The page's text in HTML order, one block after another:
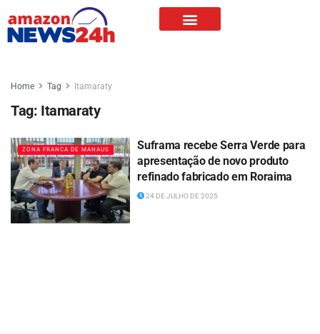
Home Tag Itamaraty
Tag: Itamaraty
ZONA FRANCA DE MANAUS
Suframa recebe Serra Verde para
apresentação de novo produto
refinado fabricado em Roraima
24 DE JULHO DE 2025